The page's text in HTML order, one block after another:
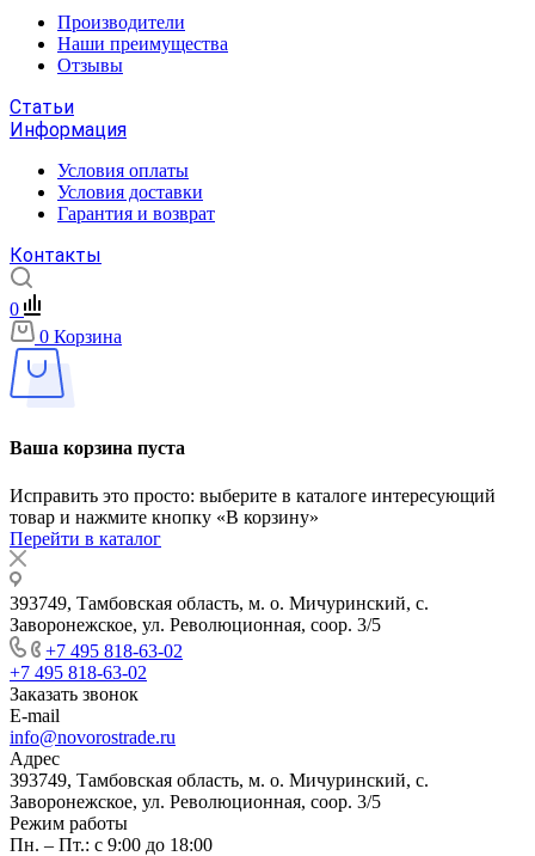
Производители
Наши преимущества
Отзывы
Статьи
Информация
Условия оплаты
Условия доставки
Гарантия и возврат
Контакты
0
0 Корзина
Ваша корзина пуста
Исправить это просто: выберите в каталоге интересующий
товар и нажмите кнопку «В корзину»
Перейти в каталог
393749, Тамбовская область, м. о. Мичуринский, с.
Заворонежское, ул. Революционная, соор. 3/5
+7 495 818-63-02
+7 495 818-63-02
Заказать звонок
E-mail
info@novorostrade.ru
Адрес
393749, Тамбовская область, м. о. Мичуринский, с.
Заворонежское, ул. Революционная, соор. 3/5
Режим работы
Пн. – Пт.: с 9:00 до 18:00